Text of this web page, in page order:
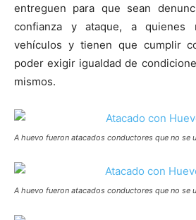
entreguen para que sean
confianza y ataque, a
vehículos y tienen que cumplir
poder exigir igualdad de
mismos.
A huevo fueron atacados conductores que no se
A huevo fueron atacados conductores que no se